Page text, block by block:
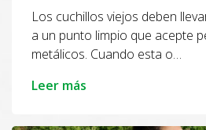
Los cuchillos viejos deben
a un punto limpio que acepte
metálicos. Cuando esta o…
Leer más